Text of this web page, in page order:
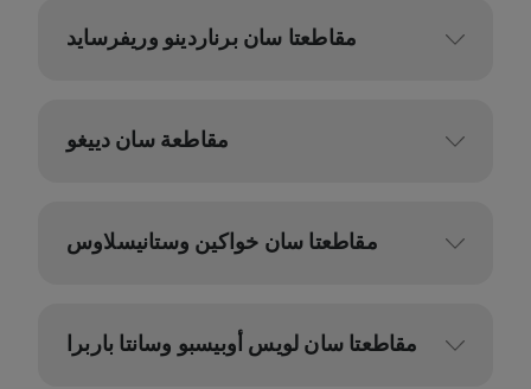
مقاطعتا سان برناردينو وريفرسايد
مقاطعة سان دييغو
مقاطعتا سان خواكين وستانيسلاوس
مقاطعتا سان لويس أوبيسبو وسانتا باربرا